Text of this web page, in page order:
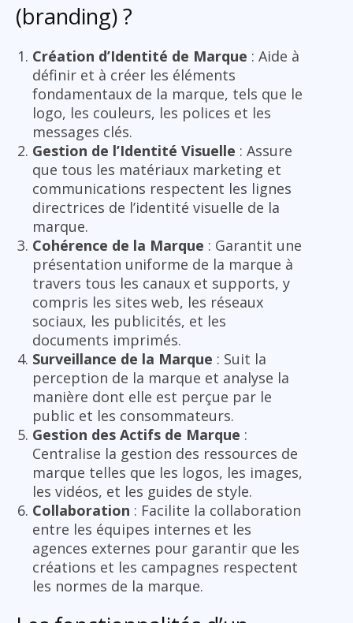
(branding) ?
Création d’Identité de Marque : Aide à
définir et à créer les éléments
fondamentaux de la marque, tels que le
logo, les couleurs, les polices et les
messages clés.
Gestion de l’Identité Visuelle : Assure
que tous les matériaux marketing et
communications respectent les lignes
directrices de l’identité visuelle de la
marque.
Cohérence de la Marque : Garantit une
présentation uniforme de la marque à
travers tous les canaux et supports, y
compris les sites web, les réseaux
sociaux, les publicités, et les
documents imprimés.
Surveillance de la Marque : Suit la
perception de la marque et analyse la
manière dont elle est perçue par le
public et les consommateurs.
Gestion des Actifs de Marque :
Centralise la gestion des ressources de
marque telles que les logos, les images,
les vidéos, et les guides de style.
Collaboration : Facilite la collaboration
entre les équipes internes et les
agences externes pour garantir que les
créations et les campagnes respectent
les normes de la marque.